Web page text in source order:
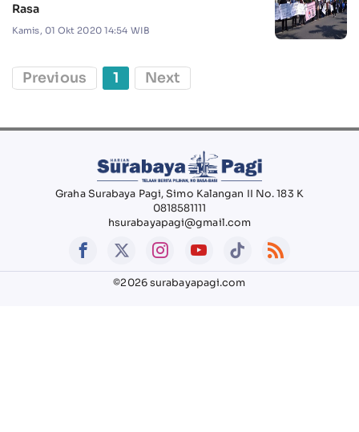
Rasa
Kamis, 01 Okt 2020 14:54 WIB
Previous 1 Next
Graha Surabaya Pagi, Simo Kalangan II No. 183 K
0818581111
hsurabayapagi@gmail.com
©2026 surabayapagi.com